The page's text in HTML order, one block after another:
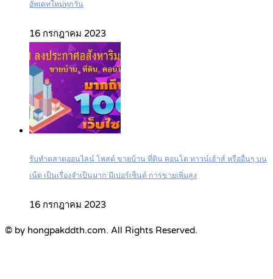
อัพเดทใหม่ทุกวัน
16 กรกฎาคม 2023
รับทำตลาดออนไลน์ โพสต์ ขายบ้าน ที่ดิน คอนโด ทาวน์เฮ้าส์ หรืออื่นๆ บน
เน็ต เป็นเรื่องจำเป็นมาก มีเปอร์เซ็นต์ การขายเพิ่มสูง
16 กรกฎาคม 2023
© by hongpakddth.com. All Rights Reserved.